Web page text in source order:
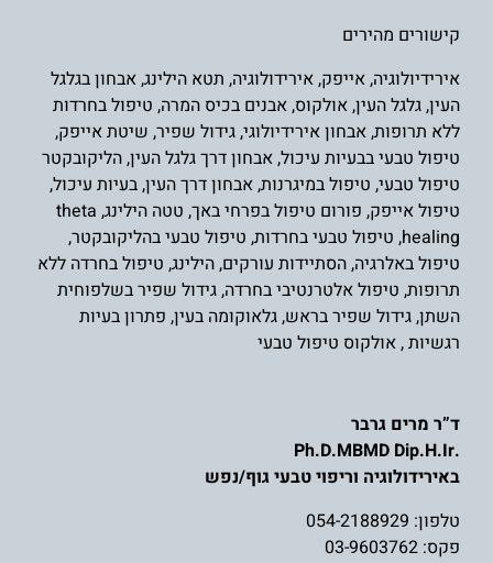
קישורים מהירים
אירידיולוגיה,אייפק,אירידולוגיה, תטא הילינג,אבחון בגלגל
העין,גלגל העין,אולקוס,אבנים בכיס המרה, טיפול בחרדות
ללא תרופות,אבחון אירידיולוגי,גידול שפיר, שיטת אייפק,
טיפול טבעי בבעיות עיכול,אבחון דרך גלגל העין,הליקובקטר
טיפול טבעי, טיפול במיגרנות,אבחון דרך העין,בעיות עיכול,
טיפול אייפק, פורום טיפול בפרחי באך, טטה הילינג,
theta
healing
, טיפול טבעי בחרדות, טיפול טבעי בהליקובקטר,
טיפול באלרגיה,הסתיידות עורקים,הילינג, טיפול בחרדה ללא
תרופות, טיפול אלטרנטיבי בחרדה,גידול שפיר בשלפוחית
השתן,גידול שפיר בראש,גלאוקומה בעין, פתרון בעיות
רגשיות,אולקוס טיפול טבעי
ד”ר מרים גרבר
.Ph.D.MBMD Dip.H.Ir
באירידולוגיה וריפוי טבעי גוף/נפש
טלפון: 054-2188929
פקס: 03-9603762